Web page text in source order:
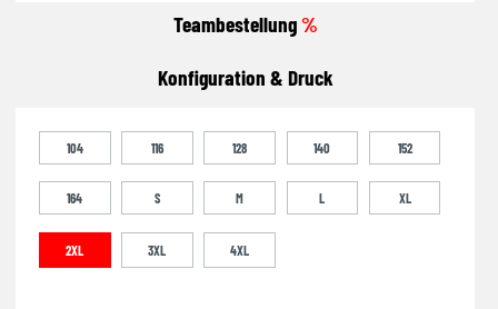
Teambestellung%
Konfiguration & Druck
104 116 128 140 152
164 S M L XL
2XL 3XL 4XL